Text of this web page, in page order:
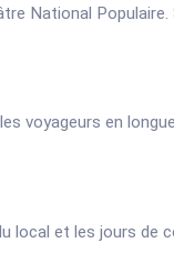
National
voyageurs en
local et les jours